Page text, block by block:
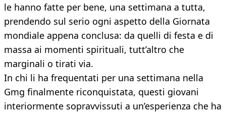
le hanno fatte per bene, una settimana a tutta,
prendendo sul serio ogni aspetto della Giornata
mondiale appena conclusa: da quelli di festa e di
massa ai momenti spirituali, tutt’altro che
marginali o tirati via.
In chi li ha frequentati per una settimana nella
Gmg finalmente riconquistata, questi giovani
interiormente sopravvissuti a un’esperienza che ha